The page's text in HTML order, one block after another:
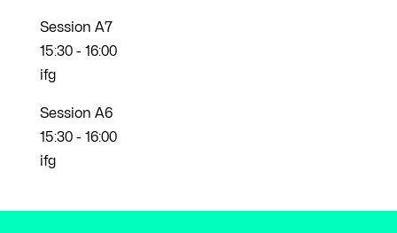
Session A7
15:30- 16:00
ifg
Session A6
15:30- 16:00
ifg